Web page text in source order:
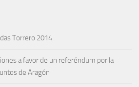
Torrero 2014
a favor de un referéndum por la
de Aragón